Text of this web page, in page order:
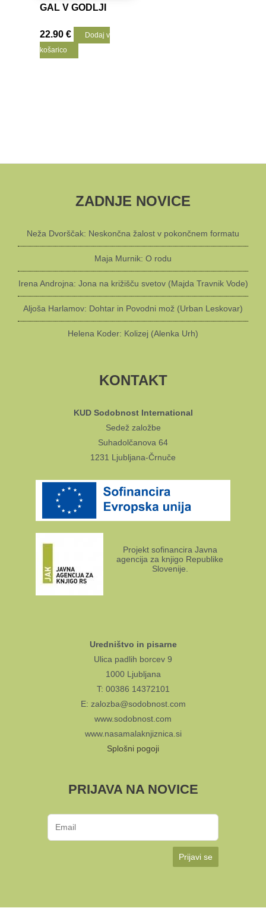
GAL V GODLJI
22.90€
Dodaj v
košarico
ZADNJE NOVICE
Neža Dvorščak: Neskončna žalost v pokončnem formatu
Maja Murnik: O rodu
Irena Androjna: Jona na križišču svetov (Majda Travnik Vode)
Aljoša Harlamov: Dohtar in Povodni mož (Urban Leskovar)
Helena Koder: Kolizej (Alenka Urh)
KONTAKT
KUD Sodobnost International
Sedež založbe
Suhadolčanova 64
1231 Ljubljana-Črnuče
Projekt sofinancira Javna
agencija za knjigo Republike
Slovenije.
Uredništvo in pisarne
Ulica padlih borcev 9
1000 Ljubljana
T: 00386 14372101
E: zalozba@sodobnost.com
www.sodobnost.com
www.nasamalaknjiznica.si
Splošni pogoji
PRIJAVA NA NOVICE
Prijavi se